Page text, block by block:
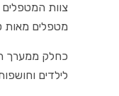
צוות המטפלים
מטפלים מאות
כחלק ממערך
לילדים